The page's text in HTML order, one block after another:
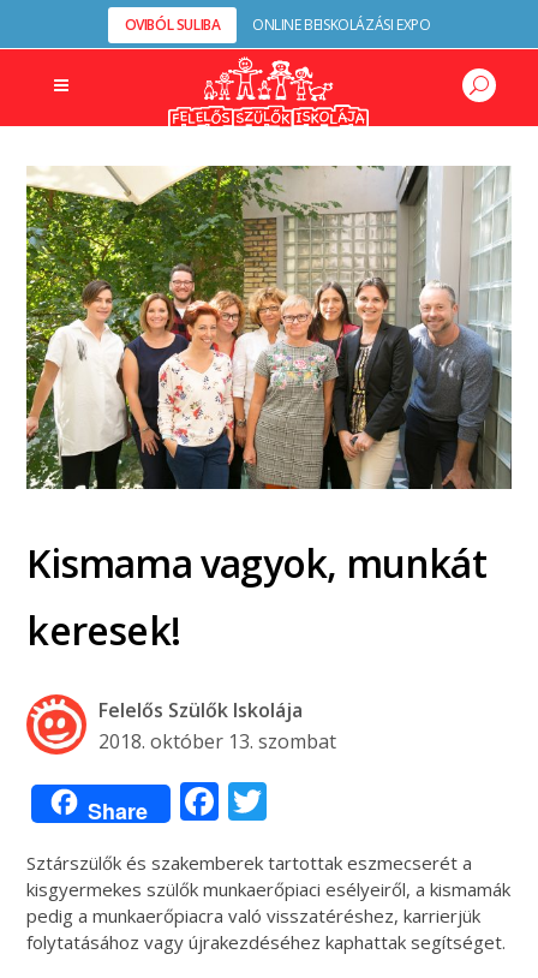
OVIBÓL SULIBA ONLINE BEISKOLÁZÁSI EXPO
Kismama vagyok, munkát
keresek!
Felelős Szülők Iskolája
2018. október 13. szombat
Share Facebook
Sztárszülők és szakemberek tartottak eszmecserét a
kisgyermekes szülők munkaerőpiaci esélyeiről, a kismamák
pedig a munkaerőpiacra való visszatéréshez, karrierjük
folytatásához vagy újrakezdéséhez kaphattak segítséget.